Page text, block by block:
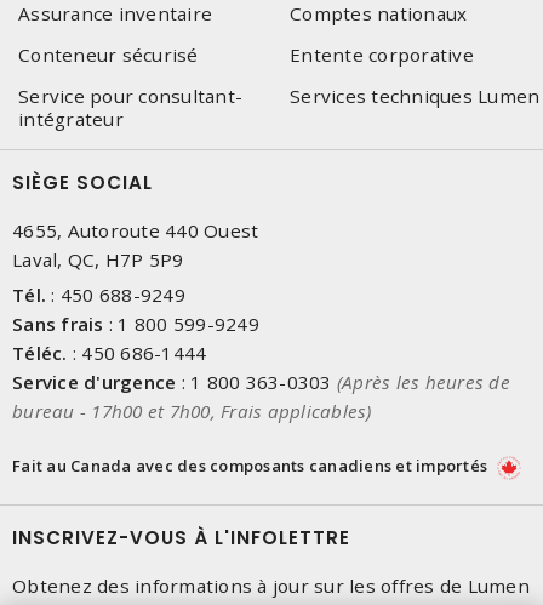
Assurance inventaire
Comptes nationaux
Conteneur sécurisé
Entente corporative
Service pour consultant-
intégrateur
Services techniques Lumen
SIÈGE SOCIAL
4655, Autoroute 440 Ouest
Laval, QC, H7P 5P9
Tél. : 450 688-9249
Sans frais : 1 800 599-9249
Téléc. : 450 686-1444
Service d'urgence : 1 800 363-0303 (Après les heures de
bureau - 17h00 et 7h00, Frais applicables)
Fait au Canada avec des composants canadiens et importés
INSCRIVEZ-VOUS À L'INFOLETTRE
Obtenez des informations à jour sur les offres de Lumen